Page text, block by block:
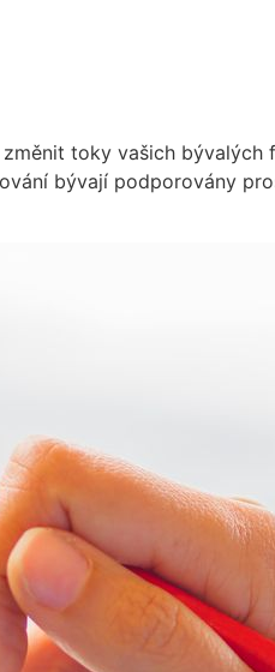
toky vašich bývalých
bývají podporovány